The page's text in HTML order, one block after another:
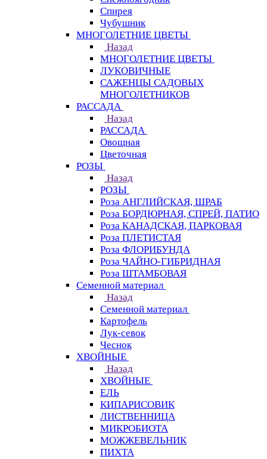
Спирея
Чубушник
МНОГОЛЕТНИЕ ЦВЕТЫ
Назад
МНОГОЛЕТНИЕ ЦВЕТЫ
ЛУКОВИЧНЫЕ
САЖЕНЦЫ САДОВЫХ
МНОГОЛЕТНИКОВ
РАССАДА
Назад
РАССАДА
Овощная
Цветочная
РОЗЫ
Назад
РОЗЫ
Роза АНГЛИЙСКАЯ, ШРАБ
Роза БОРДЮРНАЯ, СПРЕЙ, ПАТИО
Роза КАНАДСКАЯ, ПАРКОВАЯ
Роза ПЛЕТИСТАЯ
Роза ФЛОРИБУНДА
Роза ЧАЙНО-ГИБРИДНАЯ
Роза ШТАМБОВАЯ
Семенной материал
Назад
Семенной материал
Картофель
Лук-севок
Чеснок
ХВОЙНЫЕ
Назад
ХВОЙНЫЕ
ЕЛЬ
КИПАРИСОВИК
ЛИСТВЕННИЦА
МИКРОБИОТА
МОЖЖЕВЕЛЬНИК
ПИХТА